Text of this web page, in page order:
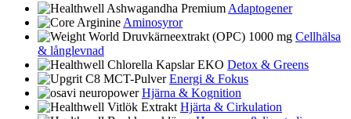
Adaptogener
Aminosyror
Cellhälsa
& långlevnad
Detox & Greens
Energi & Fokus
Hjärna & Kognition
Hjärta & Cirkulation